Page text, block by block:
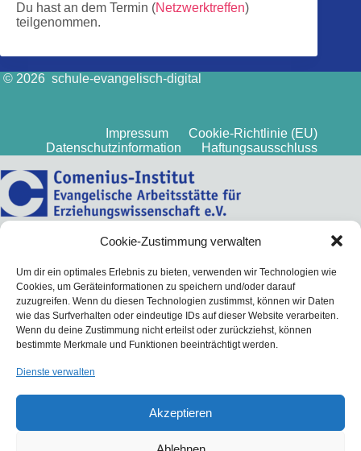
Cookie-Zustimmung verwalten
Um dir ein optimales Erlebnis zu bieten, verwenden wir Technologien wie
Cookies, um Geräteinformationen zu speichern und/oder darauf
zuzugreifen. Wenn du diesen Technologien zustimmst, können wir Daten
wie das Surfverhalten oder eindeutige IDs auf dieser Website verarbeiten.
Wenn du deine Zustimmung nicht erteilst oder zurückziehst, können
bestimmte Merkmale und Funktionen beeinträchtigt werden.
Dienste verwalten
Akzeptieren
Du hast an dem Termin (Netzwerktreffen)
teilgenommen.
© 2026 schule-evangelisch-digital
Impressum
Cookie-Richtlinie (EU)
Datenschutzinformation
Haftungsausschluss